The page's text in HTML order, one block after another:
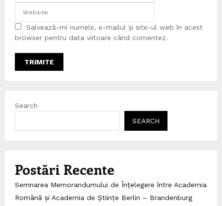
Salvează-mi numele, e-mailul și site-ul web în acest
browser pentru data viitoare când comentez.
Search
SEARCH
Postări Recente
Semnarea Memorandumului de Înțelegere între Academia
Română și Academia de Științe Berlin – Brandenburg